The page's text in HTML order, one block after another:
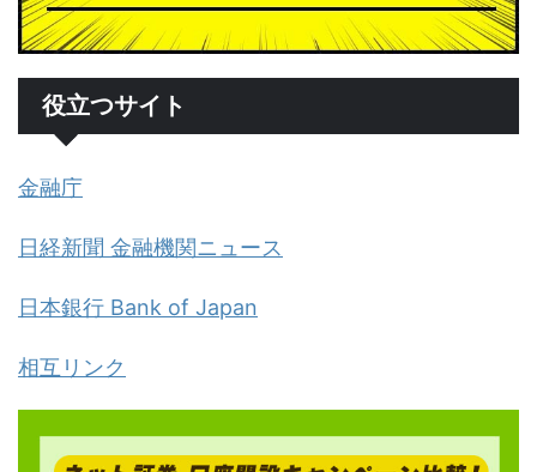
役立つサイト
金融庁
日経新聞 金融機関ニュース
日本銀行 Bank of Japan
相互リンク